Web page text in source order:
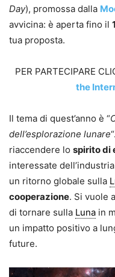
Day), promossa dalla
avvicina: è aperta fino il
tua proposta.
PER PARTECIPARE
the
Il tema di quest’anno è “
dell’esplorazione lunare
riaccendere lo spirito di
interessate
un ritorno globale sulla
cooperazione. Si vuole
di tornare sulla Luna in
un impatto positivo a
future.